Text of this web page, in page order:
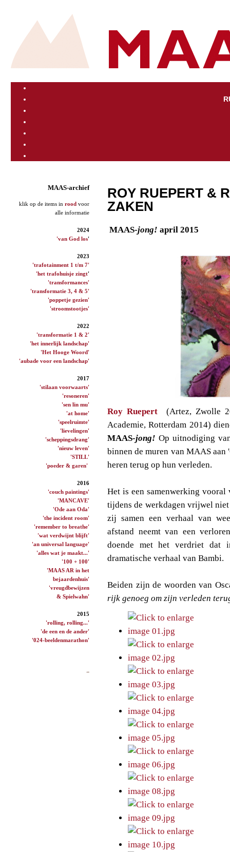
MAAS-archief
klik op de items in rood voor
alle informatie
2024
'van God los'
2023
'trafotainment 1 t/m 7'
'het trafohuisje zingt'
'transformances'
'transformatie 3, 4 & 5'
'poppetje gezien'
'stroomstootjes'
2022
'transformatie 1 & 2'
'het innerlijk landschap'
'Het Hooge Woord'
'aubade voor een landschap'
2017
'stilaan voorwaarts'
'resoneren'
'sen lin mu'
'at home'
'speelruimte'
'lievelingen'
'scheppingsdrang'
'nieuw leven'
'STILL'
'poeder & garen'
2016
'couch paintings'
'MANCAVE'
'Ode aan Oda'
'the incident room'
'remember to breathe'
'wat verdwijnt blijft'
'an universal language'
'alles wat je maakt...'
'100 + 100'
'MAAS AR in het
bejaardenhuis'
'vreugdbewijzen
& Spielwahn'
2015
'rolling, rolling...'
'de een en de ander'
'024-beeldenmarathon'
ROY RUEPERT &
ZAKEN
MAAS-jong! april 2015
Roy Ruepert
(Artez, Zwolle
Academie, Rotterdam 2014)
MAAS-jong!Op uitnodiging
binnen de muren van MAAS aan
heren terug op hun verleden.
Het is een samenwerking
tijdens de werkdagen vrijwel
zij samen een verhaal van
afstand neemt van een
doende met het verdriet dat
dramatische verhaal van Bambi.
Beiden zijn de woorden van
rijk genoeg om zijn verleden